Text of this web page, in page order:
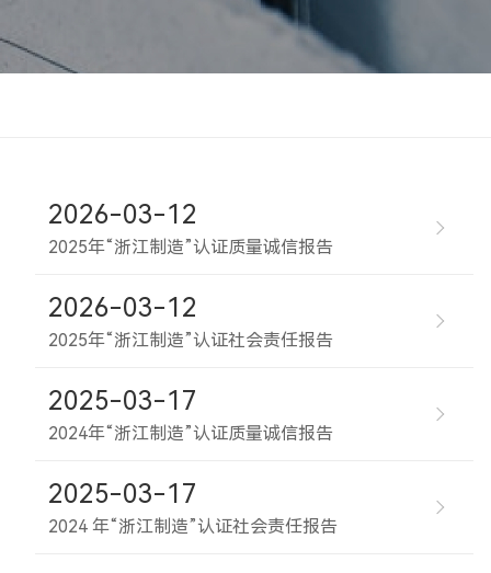
2026-03-12
2025年“浙江制造”认证质量诚信报告
2026-03-12
2025年“浙江制造”认证社会责任报告
2025-03-17
2024年“浙江制造”认证质量诚信报告
2025-03-17
2024 年“浙江制造”认证社会责任报告